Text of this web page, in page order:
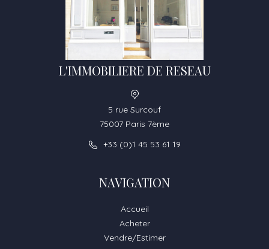
L'IMMOBILIERE DE RESEAU
5 rue Surcouf
75007 Paris 7ème
+33 (0)1 45 53 61 19
NAVIGATION
Accueil
Acheter
Vendre/Estimer